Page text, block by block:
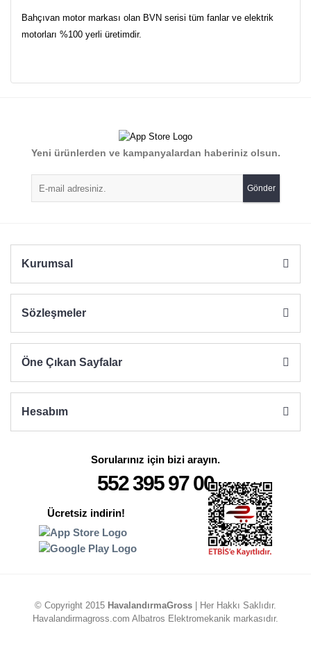
Bahçıvan motor markası olan BVN serisi tüm fanlar ve elektrik
motorları %100 yerli üretimdir.
Yorum Yaz
Ürün resmi kalitesiz, bozuk veya görüntülenemiyor.
Ürün açıklamasında eksik bilgiler bulunuyor.
Ürün bilgilerinde hatalar bulunuyor.
Yeni ürünlerden ve kampanyalardan haberiniz olsun.
Gönder
Kurumsal
Sözleşmeler
Öne Çıkan Sayfalar
Hesabım
Sorularınız için bizi arayın.
552 395 97 00
Ücretsiz indirin!
© Copyright 2015 HavalandırmaGross | Her Hakkı Saklıdır.
Havalandirmagross.com Albatros Elektromekanik markasıdır.